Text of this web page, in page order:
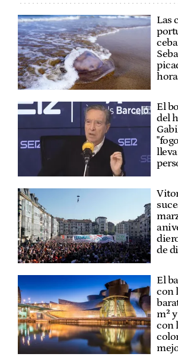
Las
El
del
de
El
con
m²
con